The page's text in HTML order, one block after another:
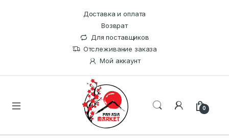
Доставка и оплата
Возврат
Для поставщиков
Отслеживание заказа
Мой аккаунт
0